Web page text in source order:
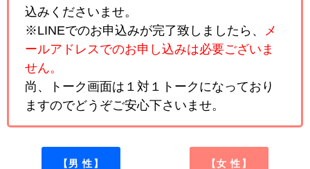
込みくださいませ。
※LINEでのお申込みが完了致しましたら、
メ
ールアドレスでのお申し込みは必要ございま
せん。
尚、トーク画面は１対１トークになっており
ますのでどうぞご安心下さいませ。
【男 性】
【女 性】